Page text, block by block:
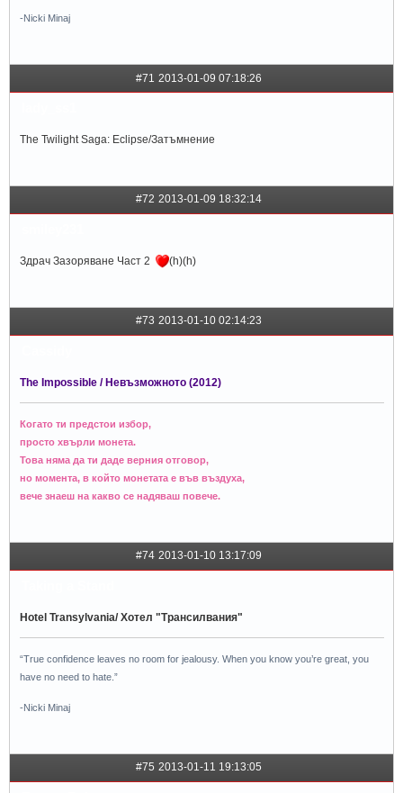
-Nicki Minaj
#71 2013-01-09 07:18:26
The Twilight Saga: Eclipse/Затъмнение
#72 2013-01-09 18:32:14
Здрач Зазоряване Част 2 (h)(h)
#73 2013-01-10 02:14:23
The Impossible / Невъзможното (2012)
Когато ти предстои избор,
просто хвърли монета.
Това няма да ти даде верния отговор,
но момента, в който монетата е във въздуха,
вече знаеш на какво се надяваш повече.
#74 2013-01-10 13:17:09
Hotel Transylvania/ Хотел "Трансилвания"
“True confidence leaves no room for jealousy. When you know you’re great, you
have no need to hate.”
-Nicki Minaj
#75 2013-01-11 19:13:05